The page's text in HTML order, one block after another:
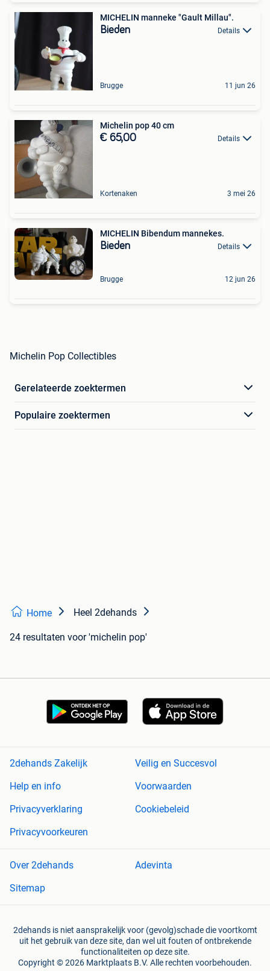
MICHELIN manneke "Gault Millau".
Bieden Details
Brugge 11 jun 26
Michelin pop 40 cm
€ 65,00 Details
Kortenaken 3 mei 26
MICHELIN Bibendum mannekes.
Bieden Details
Brugge 12 jun 26
Michelin Pop Collectibles
Gerelateerde zoektermen
Populaire zoektermen
Home Heel 2dehands
24 resultaten voor 'michelin pop'
2dehands Zakelijk
Veilig en Succesvol
Help en info
Voorwaarden
Privacyverklaring
Cookiebeleid
Privacyvoorkeuren
Over 2dehands
Adevinta
Sitemap
2dehands is niet aansprakelijk voor (gevolg)schade die voortkomt
uit het gebruik van deze site, dan wel uit fouten of ontbrekende
functionaliteiten op deze site.
Copyright © 2026 Marktplaats B.V. Alle rechten voorbehouden.